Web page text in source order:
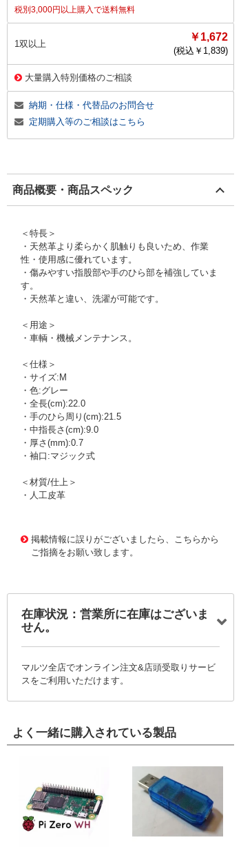
税別3,000円以上購入で送料無料
1双以上
￥1,672
(税込￥ 1,839)
大量購入特別価格のご相談
納期・仕様・代替品のお問合せ
定期購入等のご相談はこちら
商品概要・商品スペック
＜特長＞
・天然革より柔らかく肌触りも良いため、作業
性・使用感に優れています。
・傷みやすい指股部や手のひら部を補強していま
す。
・天然革と違い、洗濯が可能です。
＜用途＞
・車輌・機械メンテナンス。
＜仕様＞
・サイズ:M
・色:グレー
・全長(cm):22.0
・手のひら周り(cm):21.5
・中指長さ(cm):9.0
・厚さ(mm):0.7
・袖口:マジック式
＜材質/仕上＞
・人工皮革
掲載情報に誤りがございましたら、こちらから
ご指摘をお願い致します。
在庫状況：営業所に在庫はございま
せん。
マルツ全店でオンライン注文&店頭受取りサービ
スをご利用いただけます。
よく一緒に購入されている製品